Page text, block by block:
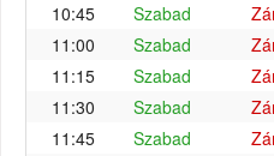
10:45
Szabad
11:00
Szabad
11:15
Szabad
11:30
Szabad
11:45
Szabad